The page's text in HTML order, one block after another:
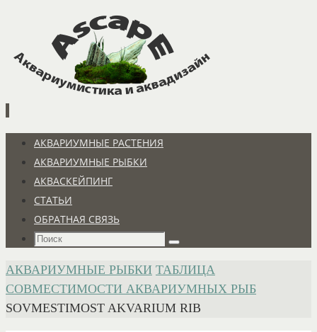
содержимому
Перейти
содержимому
АКВАРИУМНЫЕ РАСТЕНИЯ
АКВАРИУМНЫЕ РЫБКИ
АКВАСКЕЙПИНГ
СТАТЬИ
ОБРАТНАЯ СВЯЗЬ
Что
Поиск
ГЛАВНАЯ
АКВАРИУМНЫЕ РЫБКИ ТАБЛИЦА
СОВМЕСТИМОСТИ АКВАРИУМНЫХ РЫБ
SOVMESTIMOST AKVARIUM RIB